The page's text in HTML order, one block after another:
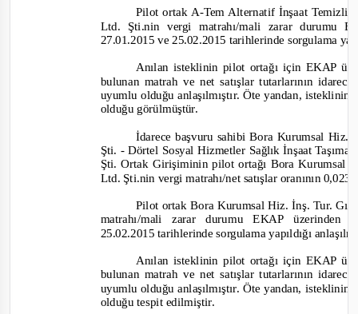
Pilot ortak A-Tem Alternatif İnşaat
Ltd. Şti.nin vergi matrahı/mali zarar durumu
27.01.2015 ve 25.02.2015 tarihlerinde sorgulama
Anılan isteklinin pilot ortağı için EKAP
bulunan matrah ve net satışlar tutarlarının
uyumlu olduğu anlaşılmıştır. Öte yandan, isteklinin
olduğu görülmüştür.
İdarece başvuru sahibi Bora Kurumsal
Şti. -Dörtel Sosyal Hizmetler Sağlık İnşaat
Şti. Ortak Girişiminin pilot ortağı Bora Kurumsal
Ltd. Şti.nin vergi matrahı/net satışlar oranının
Pilot ortak Bora Kurumsal Hiz. İnş. Tur.
matrahı/mali zarar durumu EKAP
25.02.2015 tarihlerinde sorgulama yapıldığı
Anılan isteklinin pilot ortağı için EKAP
bulunan matrah ve net satışlartutarlarının
uyumlu olduğu anlaşılmıştır. Öte yandan, isteklinin
olduğu tespit edilmiştir.